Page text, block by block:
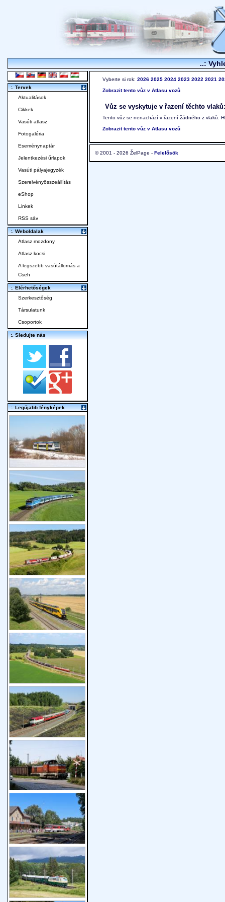
..:
Vyberte si rok: 2026 2025 2024 2023 2022 2021
Zobrazit tento vůz v Atlasu vozů
Vůz se vyskytuje v řazení těchto vlaků:
Tento vůz se nenachází v řazení žádného z vlaků.
Zobrazit tento vůz v Atlasu vozů
© 2001 - 2026 ŽelPage - Felelősök
:. Tervek
Aktualitások
Cikkek
Vasúti atlasz
Fotogaléria
Eseménynaptár
Jelentkezési űrlapok
Vasúti pályajegyzék
Szerelvényösszeállítás
eShop
Linkek
RSS sáv
:. Weboldalak
Atlasz mozdony
Atlasz kocsi
A legszebb vasútállomás a
Cseh
:. Elérhetőségek
Szerkesztőség
Társulatunk
Csoportok
:. Sledujte nás
:. Legújabb fényképek